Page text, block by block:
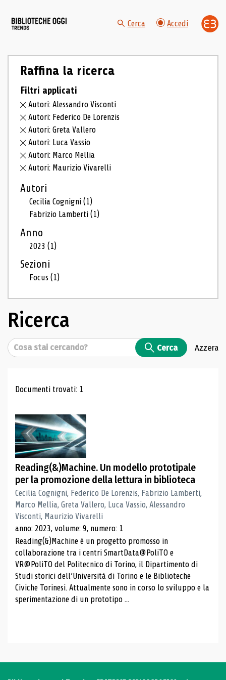
Cerca Accedi
Raffina la ricerca
Filtri applicati
Autori: Alessandro Visconti
Autori: Federico De Lorenzis
Autori: Greta Vallero
Autori: Luca Vassio
Autori: Marco Mellia
Autori: Maurizio Vivarelli
Autori
Cecilia Cognigni(1)
Fabrizio Lamberti(1)
Anno
2023(1)
Sezioni
Focus(1)
Ricerca
Cerca Cerca Azzera
Risultati di ricerca
Documenti trovati: 1
Reading(&)Machine. Un modello prototipale
per la promozione della lettura in biblioteca
Cecilia Cognigni, Federico De Lorenzis, Fabrizio Lamberti,
Marco Mellia, Greta Vallero, Luca Vassio, Alessandro
Visconti, Maurizio Vivarelli
anno: 2023, volume: 9, numero: 1
Reading(&)Machine è un progetto promosso in
collaborazione tra i centri SmartData@PoliTO e
VR@PoliTO del Politecnico di Torino, il Dipartimento di
Studi storici dell’Università di Torino e le Biblioteche
Civiche Torinesi. Attualmente sono in corso lo sviluppo e la
sperimentazione di un prototipo ...